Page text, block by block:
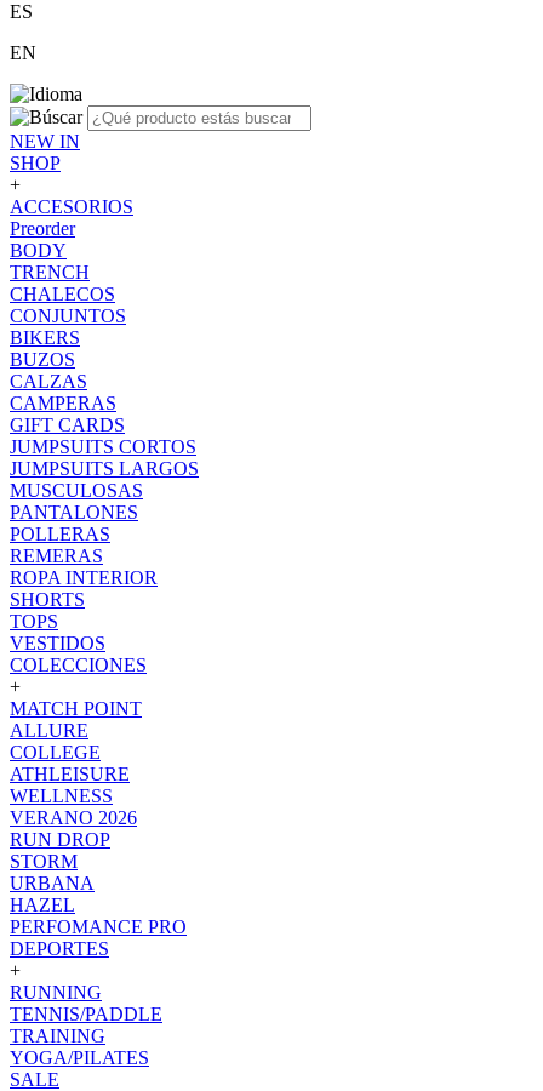
ES
EN
NEW IN
SHOP
+
ACCESORIOS
Preorder
BODY
TRENCH
CHALECOS
CONJUNTOS
BIKERS
BUZOS
CALZAS
CAMPERAS
GIFT CARDS
JUMPSUITS CORTOS
JUMPSUITS LARGOS
MUSCULOSAS
PANTALONES
POLLERAS
REMERAS
ROPA INTERIOR
SHORTS
TOPS
VESTIDOS
COLECCIONES
+
MATCH POINT
ALLURE
COLLEGE
ATHLEISURE
WELLNESS
VERANO 2026
RUN DROP
STORM
URBANA
HAZEL
PERFOMANCE PRO
DEPORTES
+
RUNNING
TENNIS/PADDLE
TRAINING
YOGA/PILATES
SALE